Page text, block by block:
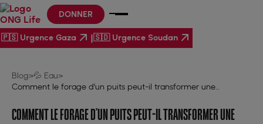
DONNER
Blog>💦 Eau>
Comment le forage d’un puits peut-il transformer une
COMMENT LE FORAGE D’UN PUITS PEUT-IL TRANSFORMER UNE
🇵🇸 Urgence Gaza |🇸🇩 Urgence Soudan